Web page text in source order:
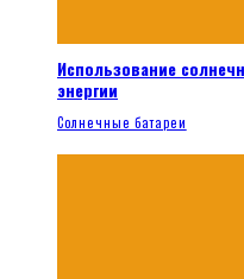
Использование
энергии
Солнечные батареи